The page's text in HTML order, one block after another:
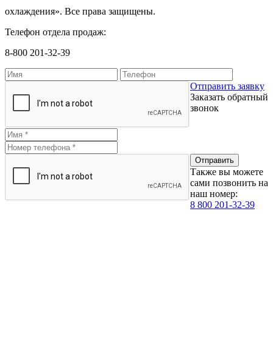
охлаждения». Все права защищены.
Телефон отдела продаж:
8-800 201-32-39
Отправить заявку
Заказать обратный
звонок
Также вы можете
сами позвонить на
наш номер:
8 800 201-32-39